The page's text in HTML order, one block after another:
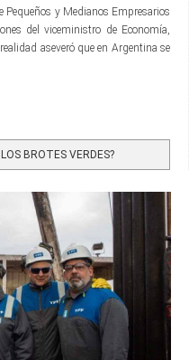
Pequeños y Medianos Empresarios
del viceministro de Economía,
aseveró que en Argentina se
BROTES VERDES?